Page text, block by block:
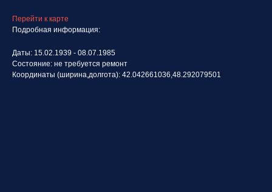
Перейти к карте
Подробная информация:
Даты: 15.02.1939 - 08.07.1985
Состояние: не требуется ремонт
Координаты (ширина,долгота): 42.042661036,48.292079501